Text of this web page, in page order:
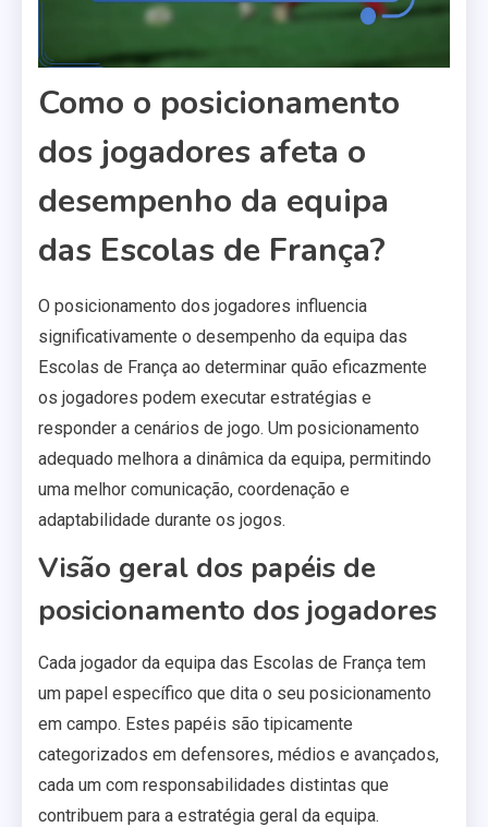
Como o posicionamento
dos jogadores afeta o
desempenho da equipa
das Escolas de França?
O posicionamento dos jogadores influencia
significativamente o desempenho da equipa das
Escolas de França ao determinar quão eficazmente
os jogadores podem executar estratégias e
responder a cenários de jogo. Um posicionamento
adequado melhora a dinâmica da equipa, permitindo
uma melhor comunicação, coordenação e
adaptabilidade durante os jogos.
Visão geral dos papéis de
posicionamento dos jogadores
Cada jogador da equipa das Escolas de França tem
um papel específico que dita o seu posicionamento
em campo. Estes papéis são tipicamente
categorizados em defensores, médios e avançados,
cada um com responsabilidades distintas que
contribuem para a estratégia geral da equipa.